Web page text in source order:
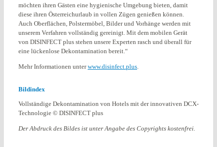
möchten ihren Gästen eine hygienische Umgebung bieten, damit
diese ihren Österreichurlaub in vollen Zügen genießen können.
Auch Oberflächen, Polstermöbel, Bilder und Vorhänge werden mit
unserem Verfahren vollständig gereinigt. Mit dem mobilen Gerät
von DISINFECT plus stehen unsere Experten rasch und überall für
eine lückenlose Dekontamination bereit.“
Mehr Informationen unterwww.disinfect.plus.
Bildindex
Vollständige Dekontamination von Hotels mit der innovativen DCX-
Technologie © DISINFECT plus
Der Abdruck des Bildes ist unter Angabe des Copyrights kostenfrei.